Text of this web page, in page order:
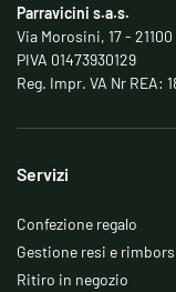
Parravicini s.a.s.
Via Morosini, 17 - 21100
PIVA 01473930129
Reg. Impr. VA Nr REA:
Servizi
Confezione regalo
Gestione resi e
Ritiro in negozio